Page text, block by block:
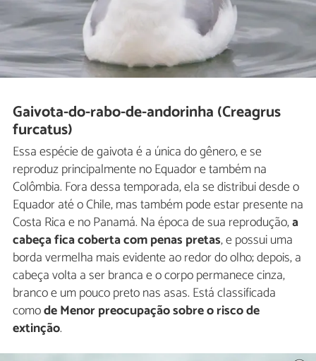
Gaivota-do-rabo-de-andorinha (Creagrus
furcatus)
Essa espécie de gaivota é a única do gênero, e se
reproduz principalmente no Equador e também na
Colômbia. Fora dessa temporada, ela se distribui desde o
Equador até o Chile, mas também pode estar presente na
Costa Rica e no Panamá. Na época de sua reprodução,a
cabeça fica coberta com penas pretas, e possui uma
borda vermelha mais evidente ao redor do olho; depois, a
cabeça volta a ser branca e o corpo permanece cinza,
branco e um pouco preto nas asas. Está classificada
comode Menor preocupação sobre o risco de
extinção.